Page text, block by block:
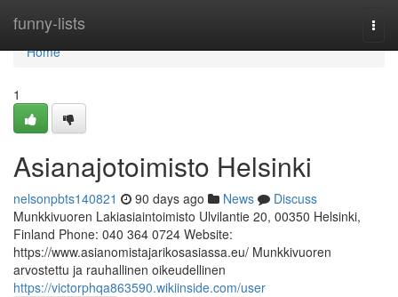
funny-lists
Home
Home
1
Asianajotoimisto Helsinki
nelsonpbts140821 90 days ago News
Discuss
Munkkivuoren Lakiasiaintoimisto Ulvilantie 20, 00350 Helsinki,
Finland Phone: 040 364 0724 Website:
https://www.asianomistajarikosasiassa.eu/ Munkkivuoren
arvostettu ja rauhallinen oikeudellinen
https://victorphqa863590.wikiinside.com/user